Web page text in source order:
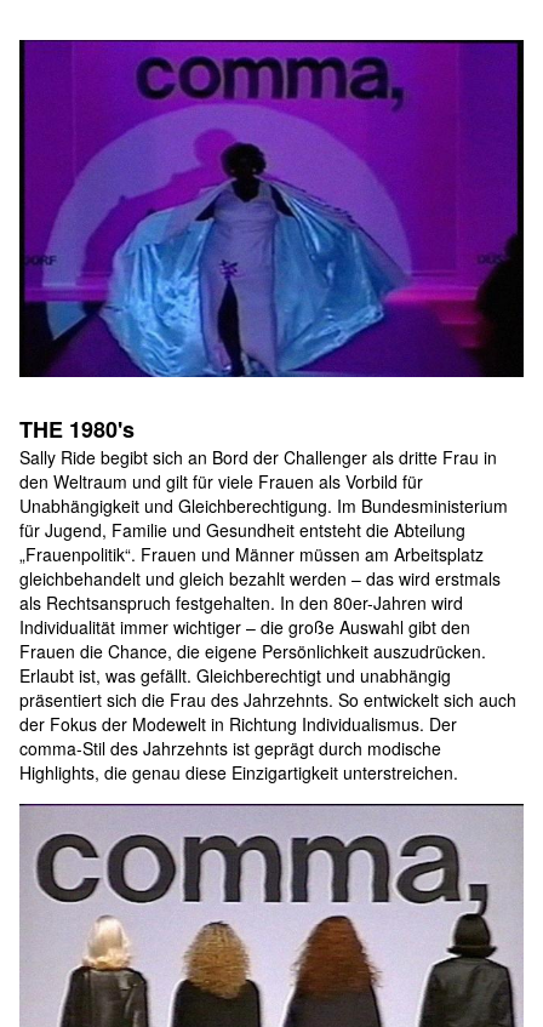
THE 1980's
Sally Ride begibt sich an Bord der Challenger als dritte Frau in
den Weltraum und gilt für viele Frauen als Vorbild für
Unabhängigkeit und Gleichberechtigung. Im Bundesministerium
für Jugend, Familie und Gesundheit entsteht die Abteilung
„Frauenpolitik“. Frauen und Männer müssen am Arbeitsplatz
gleichbehandelt und gleich bezahlt werden – das wird erstmals
als Rechtsanspruch festgehalten. In den 80er-Jahren wird
Individualität immer wichtiger – die große Auswahl gibt den
Frauen die Chance, die eigene Persönlichkeit auszudrücken.
Erlaubt ist, was gefällt. Gleichberechtigt und unabhängig
präsentiert sich die Frau des Jahrzehnts. So entwickelt sich auch
der Fokus der Modewelt in Richtung Individualismus. Der
comma-Stil des Jahrzehnts ist geprägt durch modische
Highlights, die genau diese Einzigartigkeit unterstreichen.